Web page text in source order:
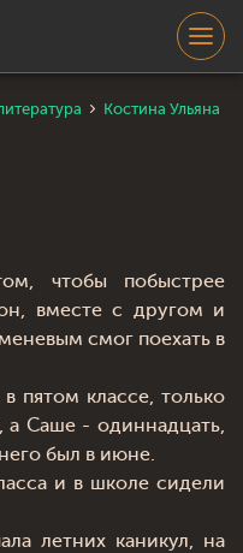
Костина Ульяна
чтобы побыстрее
вместе с другом и
смог поехать в
пятом классе, только
а Саше - одиннадцать,
был в июне.
и в школе сидели
летних каникул, на